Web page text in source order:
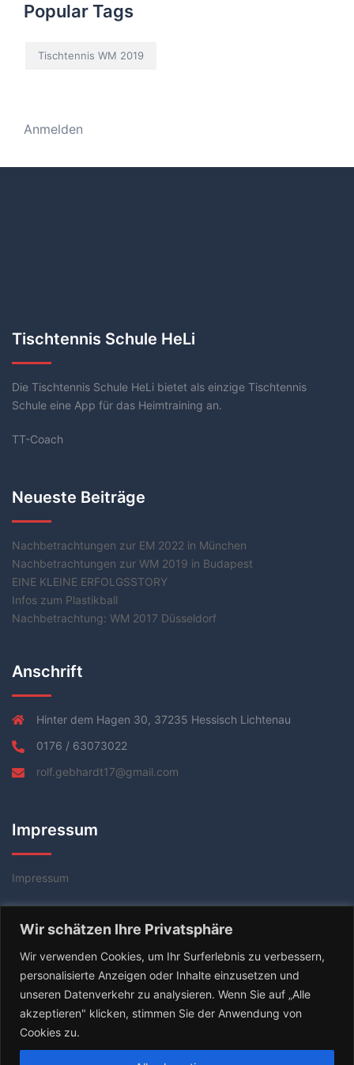
Wir schätzen Ihre Privatsphäre
Wir verwenden Cookies, um Ihr Surferlebnis zu verbessern,
personalisierte Anzeigen oder Inhalte einzusetzen und
unseren Datenverkehr zu analysieren. Wenn Sie auf „Alle
akzeptieren" klicken, stimmen Sie der Anwendung von
Cookies zu.
Popular Tags
Tischtennis WM 2019
Anmelden
Tischtennis Schule HeLi
Die Tischtennis Schule HeLi bietet als einzige Tischtennis
Schule eine App für das Heimtraining an.
TT-Coach
Neueste Beiträge
Nachbetrachtungen zur EM 2022 in München
Nachbetrachtungen zur WM 2019 in Budapest
EINE KLEINE ERFOLGSSTORY
Infos zum Plastikball
Nachbetrachtung: WM 2017 Düsseldorf
Anschrift
Hinter dem Hagen 30, 37235 Hessisch Lichtenau
0176 / 63073022
rolf.gebhardt17@gmail.com
Impressum
Impressum